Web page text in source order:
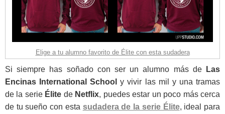
Elige a tu alumno favorito de Élite con esta sudadera
Si siempre has soñado con ser un alumno más de
Las
Encinas International School y vivir las mil y una tramas
de la serie Élite de Netflix, puedes estar un poco más cerca
de tu sueño con esta sudadera de la serie Élite, ideal para